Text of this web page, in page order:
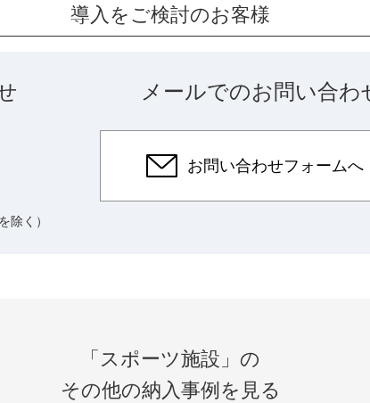
導入をご検討のお客様
除く）
メールでのお問い合わ
お問い合わせフォームへ
「スポーツ施設」の
その他の納入事例を見る